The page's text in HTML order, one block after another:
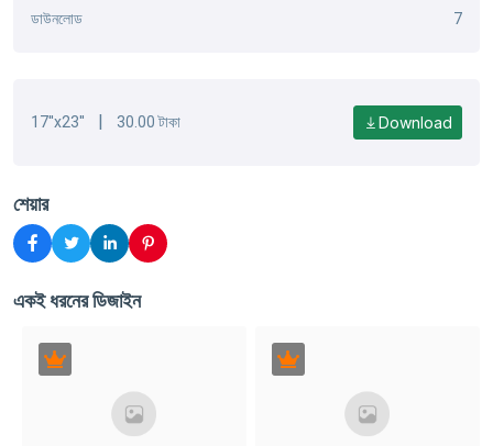
ডাউনলোড 7
17''x23'' 30.00 টাকা Download
শেয়ার
একই ধরনের ডিজাইন